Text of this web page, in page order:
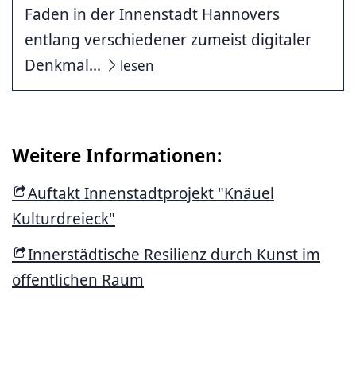
Faden in der Innenstadt Hannovers
entlang verschiedener zumeist digitaler
Denkmäl...
lesen
Weitere Informationen:
Auftakt Innenstadtprojekt "Knäuel
Kulturdreieck"
Innerstädtische Resilienz durch Kunst im
öffentlichen Raum